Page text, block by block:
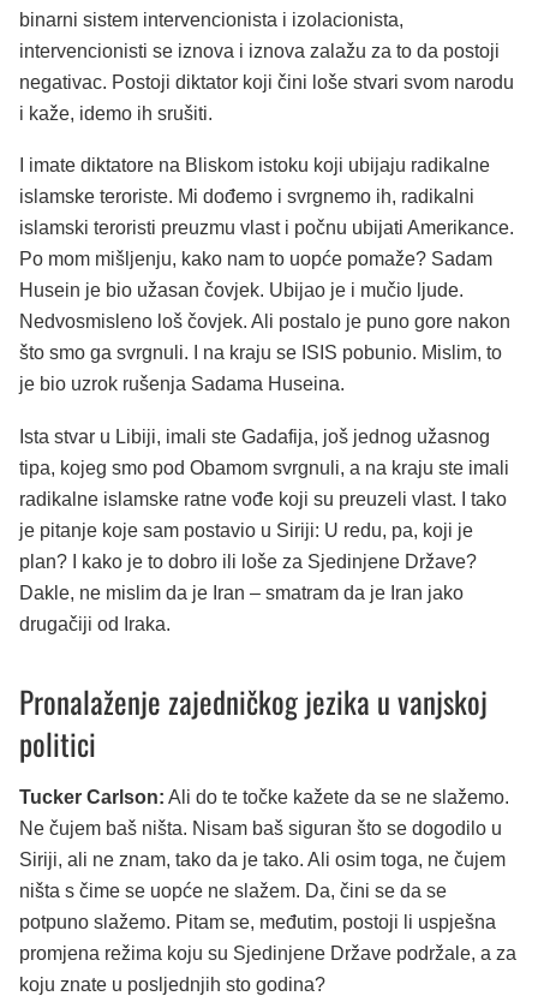
binarni sistem intervencionista i izolacionista,
intervencionisti se iznova i iznova zalažu za to da postoji
negativac. Postoji diktator koji čini loše stvari svom narodu
i kaže, idemo ih srušiti.
I imate diktatore na Bliskom istoku koji ubijaju radikalne
islamske teroriste. Mi dođemo i svrgnemo ih, radikalni
islamski teroristi preuzmu vlast i počnu ubijati Amerikance.
Po mom mišljenju, kako nam to uopće pomaže? Sadam
Husein je bio užasan čovjek. Ubijao je i mučio ljude.
Nedvosmisleno loš čovjek. Ali postalo je puno gore nakon
što smo ga svrgnuli. I na kraju se ISIS pobunio. Mislim, to
je bio uzrok rušenja Sadama Huseina.
Ista stvar u Libiji, imali ste Gadafija, još jednog užasnog
tipa, kojeg smo pod Obamom svrgnuli, a na kraju ste imali
radikalne islamske ratne vođe koji su preuzeli vlast. I tako
je pitanje koje sam postavio u Siriji: U redu, pa, koji je
plan? I kako je to dobro ili loše za Sjedinjene Države?
Dakle, ne mislim da je Iran – smatram da je Iran jako
drugačiji od Iraka.
Pronalaženje zajedničkog jezika u vanjskoj
politici
Tucker Carlson: Ali do te točke kažete da se ne slažemo.
Ne čujem baš ništa. Nisam baš siguran što se dogodilo u
Siriji, ali ne znam, tako da je tako. Ali osim toga, ne čujem
ništa s čime se uopće ne slažem. Da, čini se da se
potpuno slažemo. Pitam se, međutim, postoji li uspješna
promjena režima koju su Sjedinjene Države podržale, a za
koju znate u posljednjih sto godina?